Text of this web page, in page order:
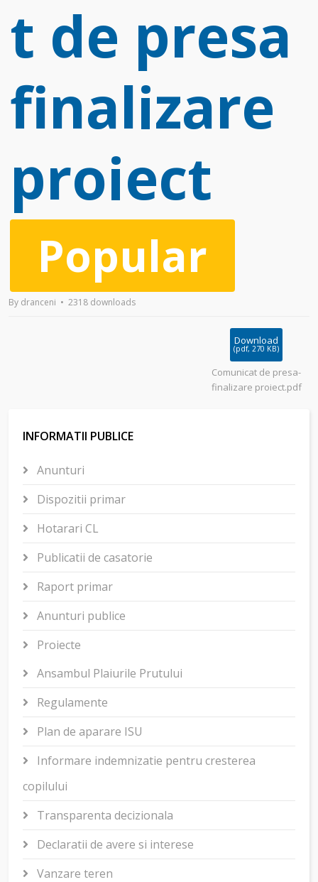
f
t de presa
finalizare
proiect
Popular
By dranceni 2318 downloads
Download
(pdf, 270 KB)
Comunicat de presa-
finalizare proiect.pdf
INFORMATII PUBLICE
Anunturi
Dispozitii primar
Hotarari CL
Publicatii de casatorie
Raport primar
Anunturi publice
Proiecte
Ansambul Plaiurile Prutului
Regulamente
Plan de aparare ISU
Informare indemnizatie pentru cresterea
copilului
Transparenta decizionala
Declaratii de avere si interese
Vanzare teren